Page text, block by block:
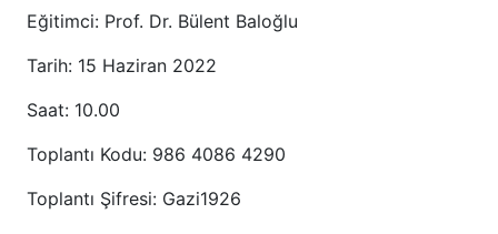
Eğitimci: Prof. Dr. Bülent Baloğlu
Tarih: 15 Haziran 2022
Saat: 10.00
Toplantı Kodu: 986 4086 4290
Toplantı Şifresi: Gazi1926